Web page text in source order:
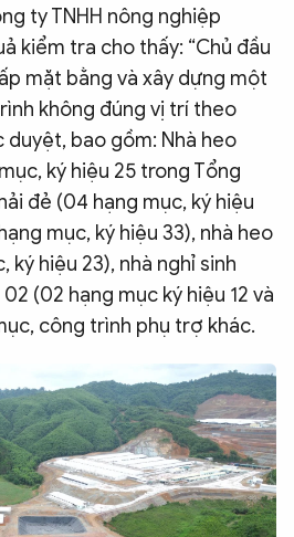
ty TNHH nông nghiệp
kiểm tra cho thấy: “Chủ đầu
mặt bằng và xây dựng một
không đúng vị trí theo
bao gồm: Nhà heo
ký hiệu 25 trong Tổng
đẻ (04 hạng mục, ký hiệu
mục, ký hiệu 33), nhà heo
ký hiệu 23), nhà nghỉ sinh
(02 hạng mục ký hiệu 12 và
công trình phụ trợ khác.